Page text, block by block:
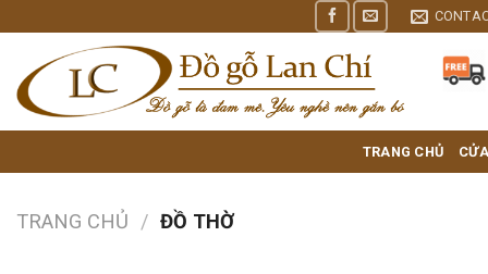
content
TRANG CHỦ
TRANG CHỦ / ĐỒ THỜ